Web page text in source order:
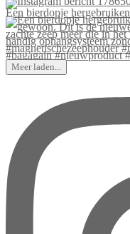
Een bierdopje
Meer laden...